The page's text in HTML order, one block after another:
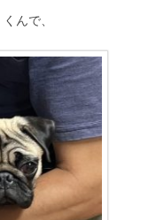
んで、